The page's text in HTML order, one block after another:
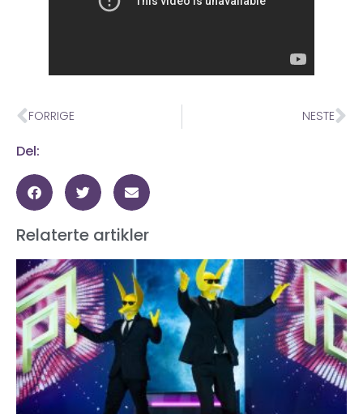
FORRIGE NESTE
Del:
Relaterte artikler